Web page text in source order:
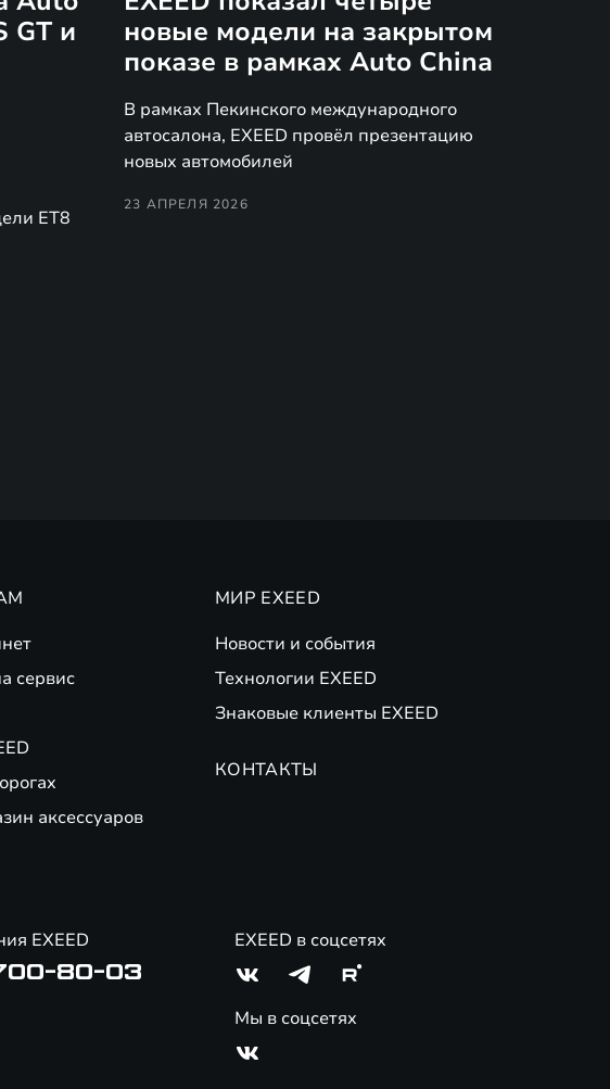
GT и
ET8
новые модели на закрытом
показе в рамках Auto China
В рамках Пекинского международного
автосалона, EXEED провёл презентацию
новых автомобилей
23 АПРЕЛЯ 2026
сервис
аксессуаров
МИР EXEED
Новости и события
Технологии EXEED
Знаковые клиенты EXEED
КОНТАКТЫ
EXEED
80-03
EXEED в соцсетях
Мы в соцсетях